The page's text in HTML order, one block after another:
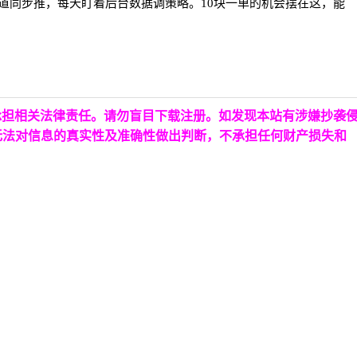
同步推，每天盯着后台数据调策略。 10块一单的机会摆在这，能
相关法律责任。请勿盲目下载注册。如发现本站有涉嫌抄袭
对信息的真实性及准确性做出判断，不承担任何财产损失和